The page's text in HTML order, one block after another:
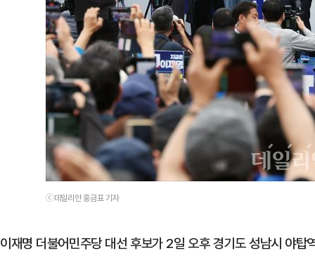
ⓒ데일리안 홍금표 기자
이재명 더불어민주당 대선 후보가 2일 오후 경기도 성남시 야